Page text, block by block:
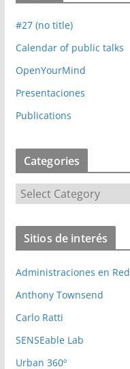
#27 (no title)
Calendar of public talks
OpenYourMind
Presentaciones
Publications
Categories
a
t
o
r
s
Sitios de interés
Administraciones en Red
Anthony Townsend
Carlo Ratti
SENSEable Lab
Urban 360º